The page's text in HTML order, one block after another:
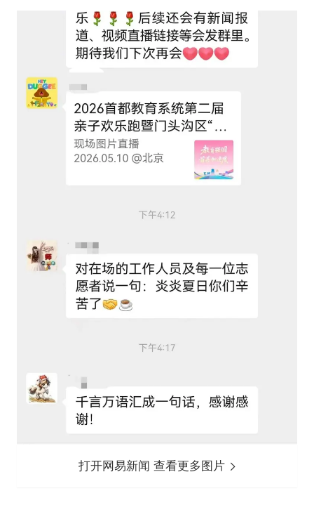
打开网易新闻 查看更多图片